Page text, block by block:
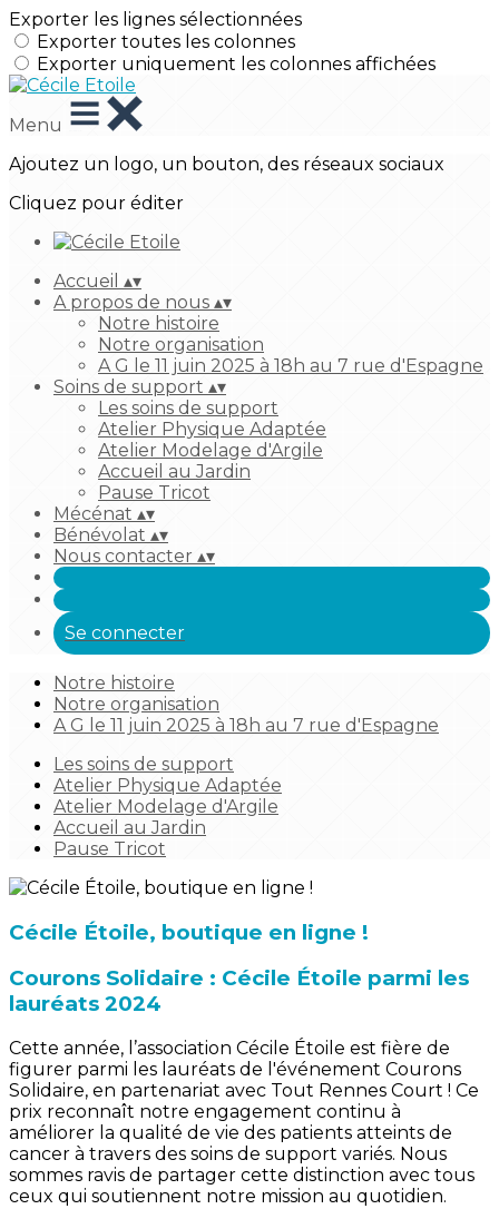
Exporter les lignes sélectionnées
Exporter toutes les colonnes
Exporter uniquement les colonnes affichées
Menu
Ajoutez un logo, un bouton, des réseaux sociaux
Cliquez pour éditer
Accueil ▴▾
A propos de nous ▴▾
Notre histoire
Notre organisation
A G le 11 juin 2025 à 18h au 7 rue d'Espagne
Soins de support ▴▾
Les soins de support
Atelier Physique Adaptée
Atelier Modelage d'Argile
Accueil au Jardin
Pause Tricot
Mécénat ▴▾
Bénévolat ▴▾
Nous contacter ▴▾
Se connecter
Notre histoire
Notre organisation
A G le 11 juin 2025 à 18h au 7 rue d'Espagne
Les soins de support
Atelier Physique Adaptée
Atelier Modelage d'Argile
Accueil au Jardin
Pause Tricot
Cécile Étoile, boutique en ligne !
Courons Solidaire : Cécile Étoile parmi les
lauréats 2024
Cette année, l’association Cécile Étoile est fière de
figurer parmi les lauréats de l'événement Courons
Solidaire, en partenariat avec Tout Rennes Court ! Ce
prix reconnaît notre engagement continu à
améliorer la qualité de vie des patients atteints de
cancer à travers des soins de support variés. Nous
sommes ravis de partager cette distinction avec tous
ceux qui soutiennent notre mission au quotidien.